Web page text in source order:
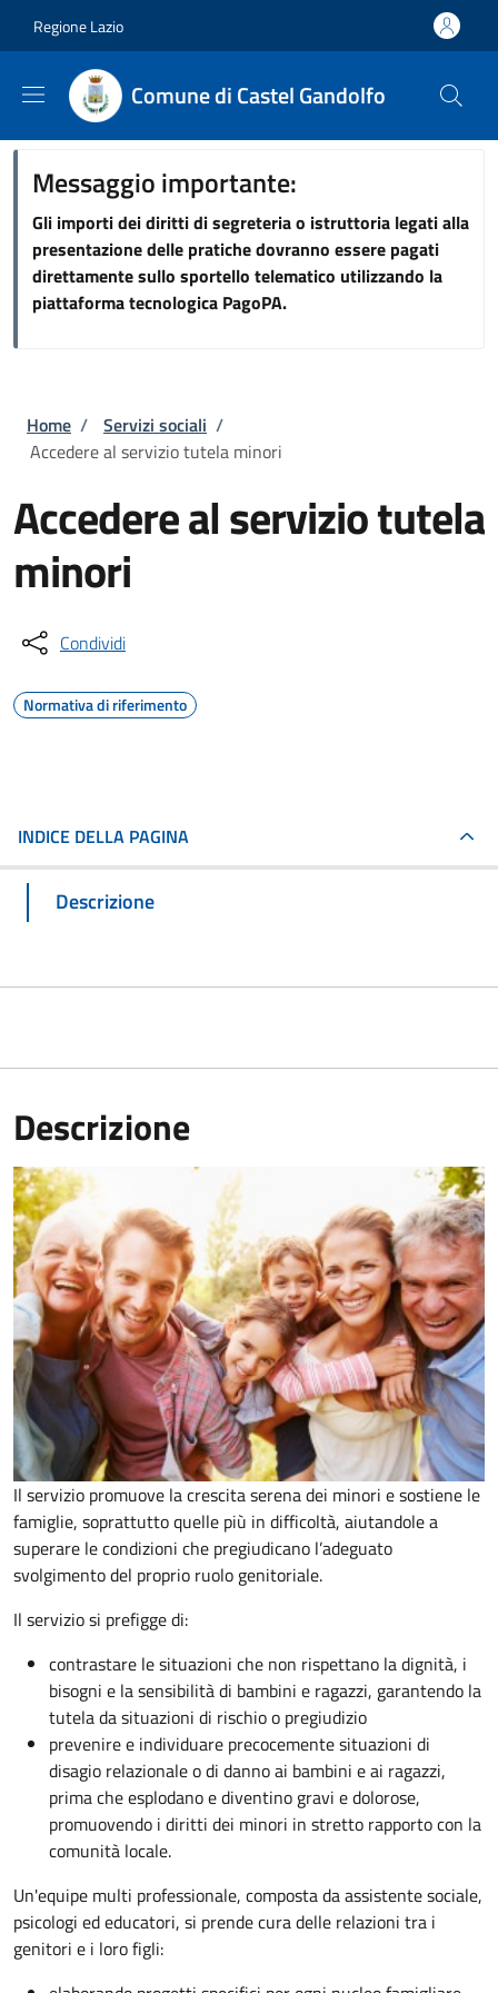
Regione Lazio
Comune di Castel Gandolfo
Messaggio importante:
Gli importi dei diritti di segreteria o istruttoria legati alla
presentazione delle pratiche dovranno essere pagati
direttamente sullo sportello telematico utilizzando la
piattaforma tecnologica PagoPA.
Briciole di pane
Home / Servizi sociali /
Accedere al servizio tutela minori
Accedere al servizio tutela
minori
Condividi
Normativa di riferimento
INDICE DELLA PAGINA
Descrizione
Descrizione
Il servizio promuove la crescita serena dei minori e sostiene le
famiglie, soprattutto quelle più in difficoltà, aiutandole a
superare le condizioni che pregiudicano l’adeguato
svolgimento del proprio ruolo genitoriale.
Il servizio si prefigge di:
contrastare le situazioni che non rispettano la dignità, i
bisogni e la sensibilità di bambini e ragazzi, garantendo la
tutela da situazioni di rischio o pregiudizio
prevenire e individuare precocemente situazioni di
disagio relazionale o di danno ai bambini e ai ragazzi,
prima che esplodano e diventino gravi e dolorose,
promuovendo i diritti dei minori in stretto rapporto con la
comunità locale.
Un'equipe multi professionale, composta da assistente sociale,
psicologi ed educatori, si prende cura delle relazioni tra i
genitori e i loro figli: